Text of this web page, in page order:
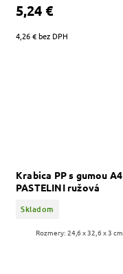
4,26 € bez DPH
5,24 €
Krabica PP s gumou A4
PASTELINI ružová
Skladom
Rozmery: 24,6 x 32,6 x 3 cm